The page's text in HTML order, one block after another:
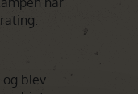
og blev